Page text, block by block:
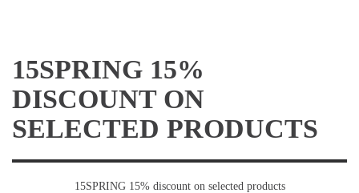
15SPRING 15%
DISCOUNT ON
SELECTED PRODUCTS
15SPRING 15% discount on selected products